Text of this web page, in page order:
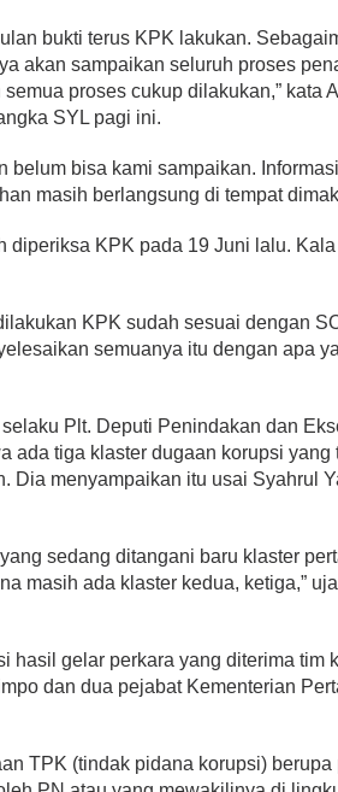
bukti terus KPK lakukan.
akan sampaikan seluruh proses
proses cukup dilakukan,” kata
SYL pagi ini.
belum bisa kami sampaikan.
masih berlangsung di tempat
diperiksa KPK pada 19 Juni lalu.
KPK sudah sesuai dengan
semuanya itu dengan apa
Plt. Deputi Penindakan dan
ada tiga klaster dugaan korupsi yang
Dia menyampaikan itu usai Syahrul
sedang ditangani baru klaster
masih ada klaster kedua, ketiga,”
hasil gelar perkara yang diterima tim
dan dua pejabat Kementerian
TPK (tindak pidana korupsi) berupa